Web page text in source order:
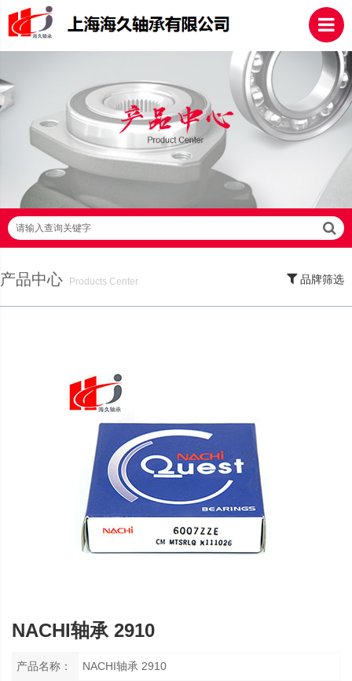
请输入查询关键字
产品中心
Products Center
品牌筛选
NACHI轴承 2910
产品名称： NACHI轴承 2910